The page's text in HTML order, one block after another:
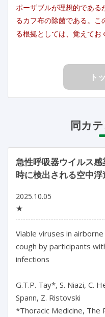
ポーザブルが理想的である
るカフ布の除菌である。
る根拠としては、覚えてお
ト
同カ
急性呼吸器ウイルス
時に検出される空中
2025.10.05
★
Viable viruses in
cough by participants
infections
G.T.P. Tay*, S. Niazi, C.
Spann, Z. Ristovski
*Thoracic Medicine, The